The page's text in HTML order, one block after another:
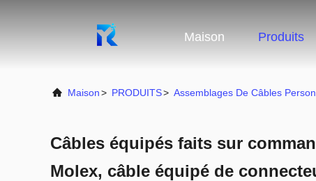
Maison Produits
Maison> PRODUITS> Assemblages De Câbles
Câbles équipés faits sur
Molex, câble équipé de